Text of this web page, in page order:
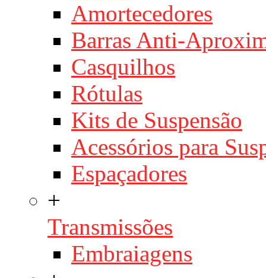
Amortecedores
Barras Anti-
Casquilhos
Rótulas
Kits de Suspensão
Acessórios para
Espaçadores
+
Transmissões
Embraiagens